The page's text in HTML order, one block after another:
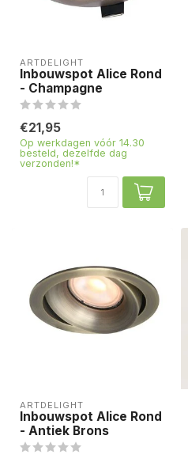
ARTDELIGHT
Inbouwspot Alice Rond
- Champagne
€21,95
Op werkdagen vóór 14.30
besteld, dezelfde dag
verzonden!*
ARTDELIGHT
Inbouwspot Alice Rond
- Antiek Brons